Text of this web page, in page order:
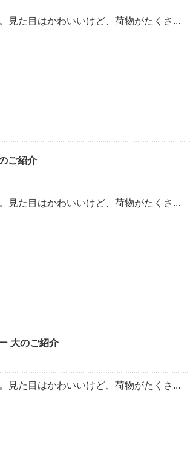
見た目はかわいいけど、荷物がたくさ...
ご紹介
見た目はかわいいけど、荷物がたくさ...
大のご紹介
見た目はかわいいけど、荷物がたくさ...